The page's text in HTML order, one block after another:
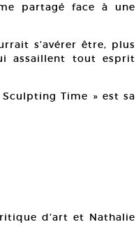
partagé face à une
s’avérer être, plus
assaillent tout esprit
Time » est sa
d’art et Nathalie